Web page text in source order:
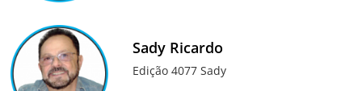
Sady Ricardo
Edição 4077 Sady